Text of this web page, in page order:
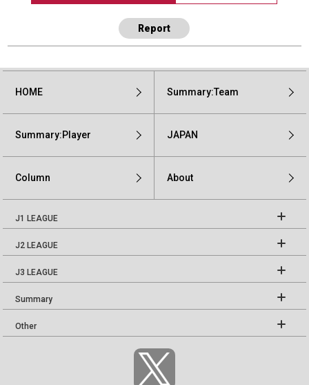
Report
HOME Summary:Team
Summary:Player JAPAN
Column About
J1 LEAGUE
J2 LEAGUE
J3 LEAGUE
Summary
Other